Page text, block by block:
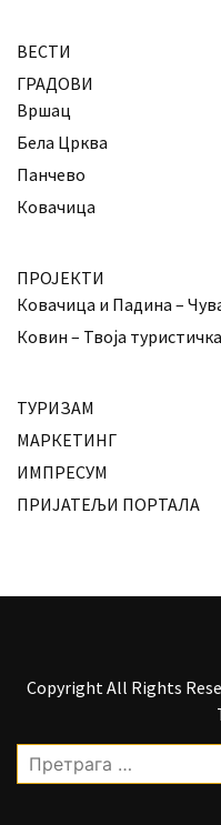
ВЕСТИ
ГРАДОВИ
Вршац
Бела Црква
Панчево
Ковачица
ПРОЈЕКТИ
Ковачица и Падина –
Ковин – Твоја
ТУРИЗАМ
МАРКЕТИНГ
ИМПРЕСУМ
ПРИЈАТЕЉИ ПОРТАЛА
Copyright All Rights
Претрага
за: